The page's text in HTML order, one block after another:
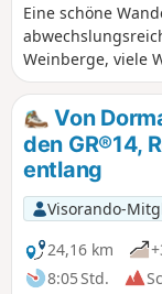
Eine schöne
Weinberge, viele
der Strecke das
Besichtigung von
Schloss und dem
de la Marne
Von
den GR®14,
entlang
Visorando-
24,16 km
8:05 Std.